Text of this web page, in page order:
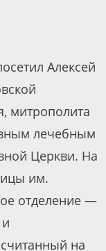
Алексей
митрополита
лечебным
Церкви. На
им.
отделение —
на